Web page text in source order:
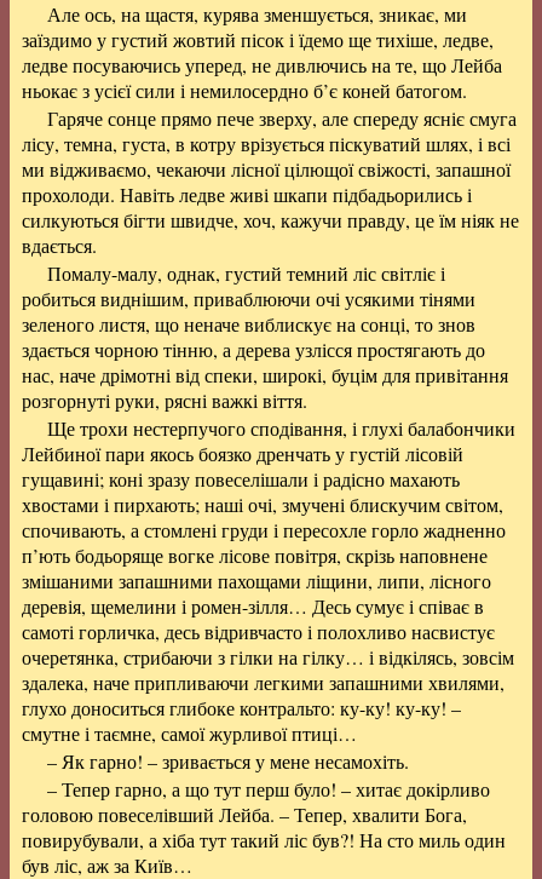
Але ось, на щастя, курява зменшується, зникає, ми
заїздимо у густий жовтий пісок і їдемо ще тихіше, ледве,
ледве посуваючись уперед, не дивлючись на те, що Лейба
ньокає з усієї сили і немилосердно б’є коней батогом.
Гаряче сонце прямо пече зверху, але спереду ясніє смуга
лісу, темна, густа, в котру врізується піскуватий шлях, і всі
ми відживаємо, чекаючи лісної цілющої свіжості, запашної
прохолоди. Навіть ледве живі шкапи підбадьорились і
силкуються бігти швидче, хоч, кажучи правду, це їм ніяк не
вдається.
Помалу-малу, однак, густий темний ліс світліє і
робиться виднішим, приваблюючи очі усякими тінями
зеленого листя, що неначе виблискує на сонці, то знов
здається чорною тінню, а дерева узлісся простягають до
нас, наче дрімотні від спеки, широкі, буцім для привітання
розгорнуті руки, рясні важкі віття.
Ще трохи нестерпучого сподівання, і глухі балабончики
Лейбиної пари якось боязко дренчать у густій лісовій
гущавині; коні зразу повеселішали і радісно махають
хвостами і пирхають; наші очі, змучені блискучим світом,
спочивають, а стомлені груди і пересохле горло жадненно
п’ють бодьоряще вогке лісове повітря, скрізь наповнене
змішаними запашними пахощами ліщини, липи, лісного
деревія, щемелини і ромен-зілля… Десь сумує і співає в
самоті горличка, десь відривчасто і полохливо насвистує
очеретянка, стрибаючи з гілки на гілку… і відкілясь, зовсім
здалека, наче припливаючи легкими запашними хвилями,
глухо доноситься глибоке контральто: ку-ку! ку-ку! –
смутне і таємне, самої журливої птиці…
– Як гарно! – зривається у мене несамохіть.
– Тепер гарно, а що тут перш було! – хитає докірливо
головою повеселівший Лейба. – Тепер, хвалити Бога,
повирубували, а хіба тут такий ліс був?! На сто миль один
був ліс, аж за Київ…